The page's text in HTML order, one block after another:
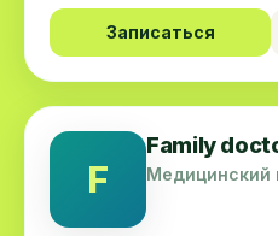
Записаться
F
Family
Медицинский